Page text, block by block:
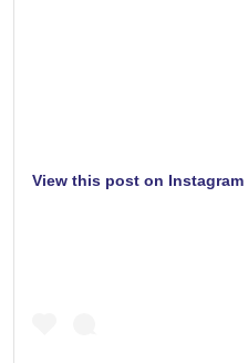
View this post on Instagram